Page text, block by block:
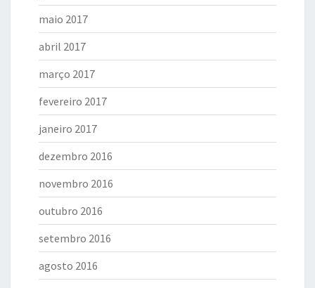
maio 2017
abril 2017
março 2017
fevereiro 2017
janeiro 2017
dezembro 2016
novembro 2016
outubro 2016
setembro 2016
agosto 2016